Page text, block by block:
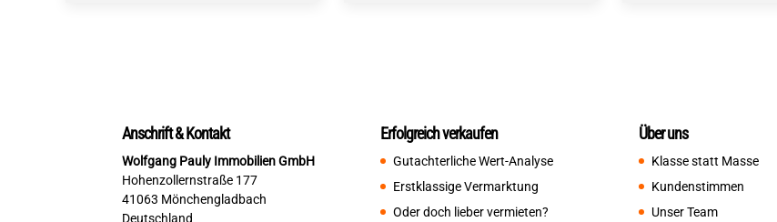
Anschrift & Kontakt
Wolfgang Pauly Immobilien GmbH
Hohenzollernstraße 177
41063 Mönchengladbach
Deutschland
Erfolgreich verkaufen
Gutachterliche Wert-Analyse
Erstklassige Vermarktung
Oder doch lieber vermieten?
Über uns
Klasse statt Masse
Kundenstimmen
Unser Team